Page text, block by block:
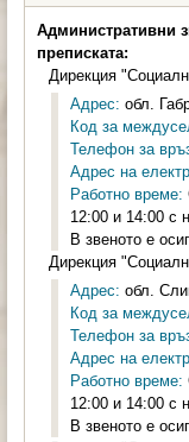
Административни
преписката:
Дирекция
Адрес: обл.
Код за
Телефон за
Адрес на
Работно време:
12:00 и 14:00 с
В звеното е
Дирекция
Адрес: обл.
Код за
Телефон за
Адрес на
Работно време:
12:00 и 14:00 с
В звеното е